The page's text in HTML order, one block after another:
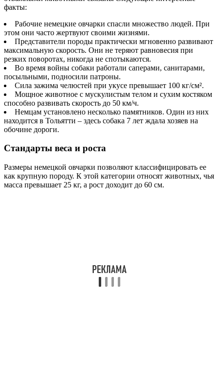
факты:
Рабочие немецкие овчарки спасли множество людей. При
этом они часто жертвуют своими жизнями.
Представители породы практически мгновенно развивают
максимальную скорость. Они не теряют равновесия при
резких поворотах, никогда не спотыкаются.
Во время войны собаки работали саперами, санитарами,
посыльными, подносили патроны.
Сила зажима челюстей при укусе превышает 100 кг/см².
Мощное животное с мускулистым телом и сухим костяком
способно развивать скорость до 50 км/ч.
Немцам установлено несколько памятников. Один из них
находится в Тольятти – здесь собака 7 лет ждала хозяев на
обочине дороги.
Стандарты веса и роста
Размеры немецкой овчарки позволяют классифицировать ее
как крупную породу. К этой категории относят животных, чья
масса превышает 25 кг, а рост доходит до 60 см.